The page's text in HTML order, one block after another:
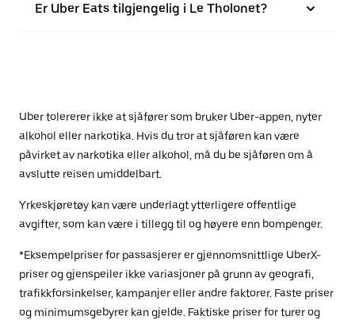
Er Uber Eats tilgjengelig i Le Tholonet?
Uber tolererer ikke at sjåfører som bruker Uber-appen, nyter
alkohol eller narkotika. Hvis du tror at sjåføren kan være
påvirket av narkotika eller alkohol, må du be sjåføren om å
avslutte reisen umiddelbart.
Yrkeskjøretøy kan være underlagt ytterligere offentlige
avgifter, som kan være i tillegg til og høyere enn bompenger.
*Eksempelpriser for passasjerer er gjennomsnittlige UberX-
priser og gjenspeiler ikke variasjoner på grunn av geografi,
trafikkforsinkelser, kampanjer eller andre faktorer. Faste priser
og minimumsgebyrer kan gjelde. Faktiske priser for turer og